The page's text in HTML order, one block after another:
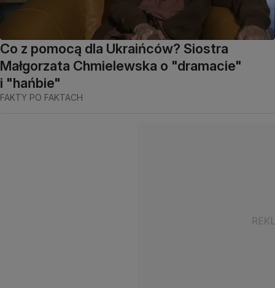
Co z pomocą dla Ukraińców? Siostra
Małgorzata Chmielewska o "dramacie"
i "hańbie"
FAKTY PO FAKTACH